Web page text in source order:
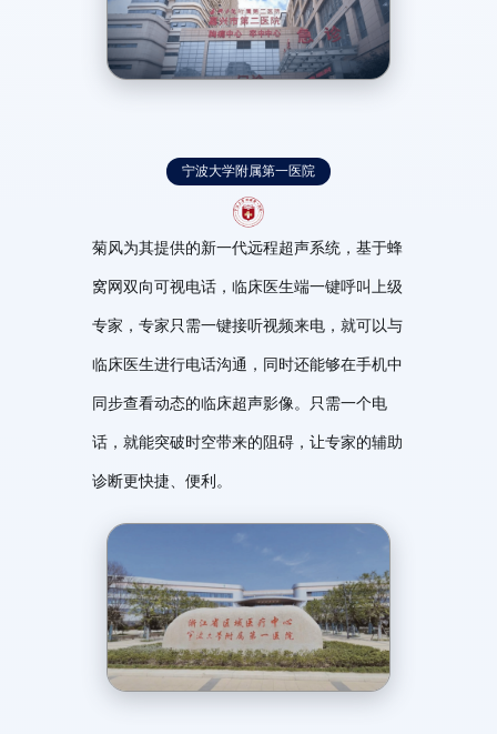
宁波大学附属第一医院
菊风为其提供的新一代远程超声系统，基于蜂
窝网双向可视电话，临床医生端一键呼叫上级
专家，专家只需一键接听视频来电，就可以与
临床医生进行电话沟通，同时还能够在手机中
同步查看动态的临床超声影像。只需一个电
话，就能突破时空带来的阻碍，让专家的辅助
诊断更快捷、便利。